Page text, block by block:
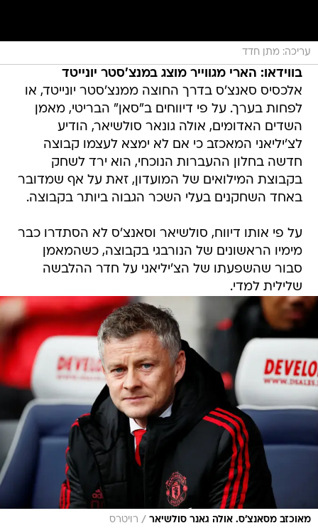
עריכה: מתן חדד
בווידאו: הארי מגווייר מוצג במנצ'סטר יונייטד
אלכסיס סאנצ'ס בדרך החוצה ממנצ'סטר יונייטד, או
לפחות בערך. על פי דיווחים ב"סאן" הבריטי, מאמן
השדים האדומים, אולה גונאר סולשיאר, הודיע
לצ'יליאני המאכזב כי אם לא ימצא לעצמו קבוצה
חדשה בחלון ההעברות הנוכחי, הוא ירד לשחק
בקבוצת המילואים של המועדון, זאת על אף שמדובר
באחד השחקנים בעלי השכר הגבוה ביותר בקבוצה.
על פי אותו דיווח, סולשיאר וסאנצ'ס לא הסתדרו כבר
מימיו הראשונים של הנורבגי בקבוצה, כשהמאמן
סבור שהשפעתו של הצ'יליאני על חדר ההלבשה
שלילית למדי.
מאוכזב מסאנצ'ס. אולה גאנר סולשיאר / רויטרס